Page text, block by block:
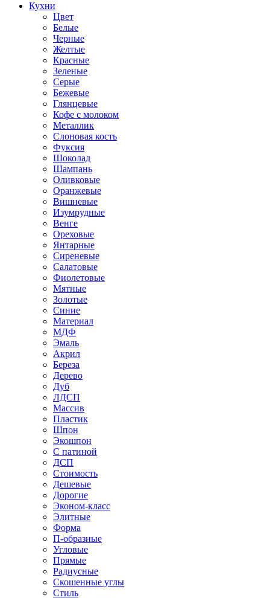
Кухни
Цвет
Белые
Черные
Желтые
Красные
Зеленые
Серые
Бежевые
Глянцевые
Кофе с молоком
Металлик
Слоновая кость
Фуксия
Шоколад
Шампань
Оливковые
Оранжевые
Вишневые
Изумрудные
Венге
Ореховые
Янтарные
Сиреневые
Салатовые
Фиолетовые
Мятные
Золотые
Синие
Материал
МДФ
Эмаль
Акрил
Береза
Дерево
Дуб
ЛДСП
Массив
Пластик
Шпон
Экошпон
С патиной
ДСП
Стоимость
Дешевые
Дорогие
Эконом-класс
Элитные
Форма
П-образные
Угловые
Прямые
Радиусные
Скошенные углы
Стиль